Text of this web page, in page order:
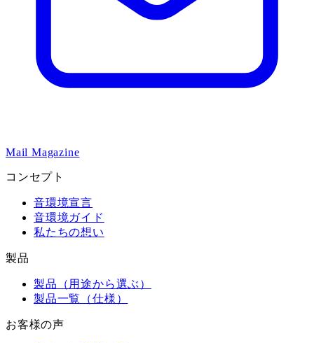
Mail Magazine
コンセプト
音環境宣言
音環境ガイド
私たちの想い
製品
製品（用途から選ぶ）
製品一覧（仕様）
お客様の声